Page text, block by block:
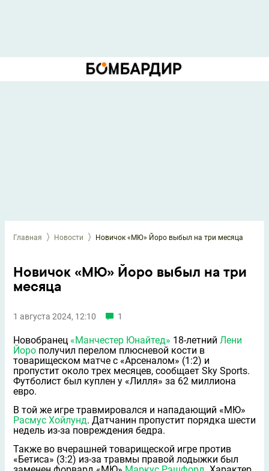
Главная Новости Новичок «МЮ» Йоро выбыл на три месяца
Новичок «МЮ» Йоро выбыл на три
месяца
1 августа 2024, 12:10 1
Новобранец «Манчестер Юнайтед» 18-летний Лени
Йоро получил перелом плюсневой кости в
товарищеском матче с «Арсеналом» (1:2) и
пропустит около трех месяцев, сообщает Sky Sports.
Футболист был куплен у «Лилля» за 62 миллиона
евро.
В той же игре травмировался и нападающий «МЮ»
Расмус Хойлунд. Датчанин пропустит порядка шести
недель из-за повреждения бедра.
Также во вчерашней товарищеской игре против
«Бетиса» (3:2) из-за травмы правой лодыжки был